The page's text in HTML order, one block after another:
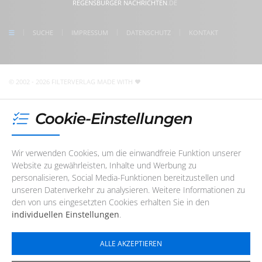
follow us on Instagram
REGENSBURGER NACHRICHTEN.DE
SUCHE IMPRESSUM DATENSCHUTZ KONTAKT
© 2002 - 2026 FILTERVERLAG MADE WITH
Cookie-Einstellungen
Wir verwenden Cookies, um die einwandfreie Funktion unserer
Website zu gewährleisten, Inhalte und Werbung zu
personalisieren, Social Media-Funktionen bereitzustellen und
unseren Datenverkehr zu analysieren. Weitere Informationen zu
den von uns eingesetzten Cookies erhalten Sie in den
individuellen Einstellungen.
ALLE AKZEPTIEREN